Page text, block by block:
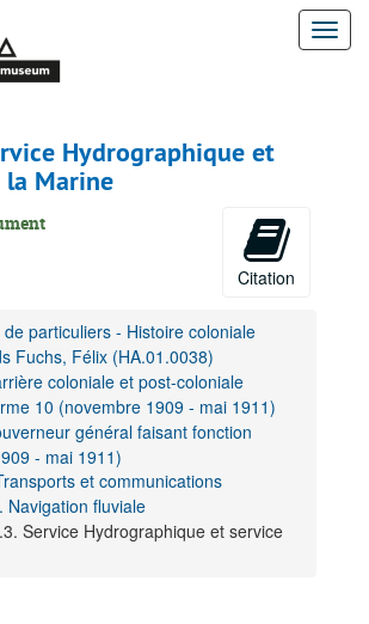
Hydrographique et
la Marine
Citation
de particuliers - Histoire coloniale
Fuchs, Félix (HA.01.0038)
coloniale et post-coloniale
10 (novembre 1909 - mai 1911)
général faisant fonction
- mai 1911)
et communications
Navigation fluviale
Service Hydrographique et service